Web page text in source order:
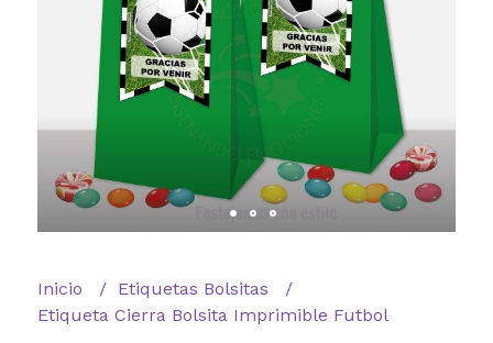
Inicio
Etiquetas Bolsitas
Etiqueta Cierra Bolsita Imprimible Futbol